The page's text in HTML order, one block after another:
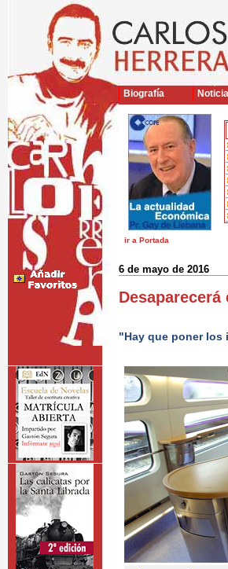
ir a Portada
6 de mayo de 2016
"Hay que poner los
Biografía